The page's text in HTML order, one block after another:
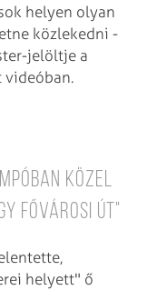
helyen olyan
közlekedni -
jelöltje a
videóban.
közel
fővárosi út"
helyett" ő